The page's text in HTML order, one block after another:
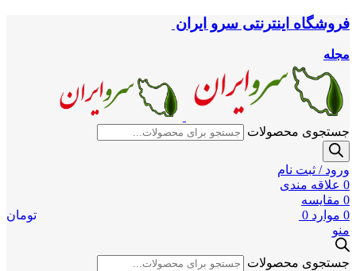
فروشگاه اینترنتی سرو ایران
مجله
جستجوی محصولات
ورود / ثبت نام
0 علاقه مندی
0 مقایسه
0 موارد 0
تومان
منو
جستجوی محصولات